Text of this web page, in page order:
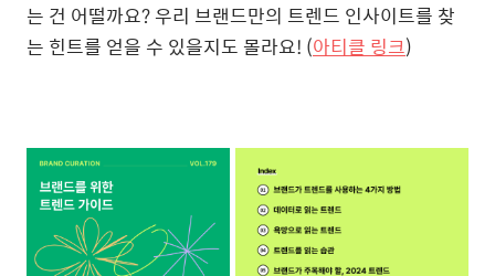
는 건 어떨까요? 우리 브랜드만의 트렌드 인사이트를 찾
는 힌트를 얻을 수 있을지도 몰라요! (아티클 링크)